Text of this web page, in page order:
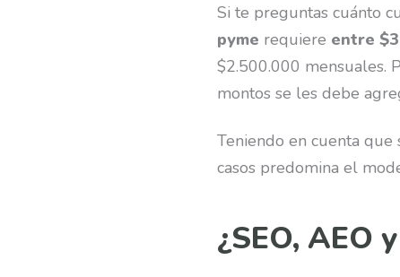
Si te preguntas cuánto
pyme requiere entre
$2.500.000 mensuales.
montos se les debe
Teniendo en cuenta
casos predomina el
¿SEO, AEO